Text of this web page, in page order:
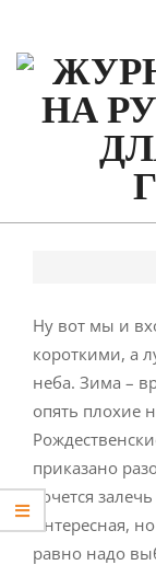
content
Ну вот мы и
короткими, а
неба. Зима –
опять плохие
приказано
хочется
интересная,
равно надо